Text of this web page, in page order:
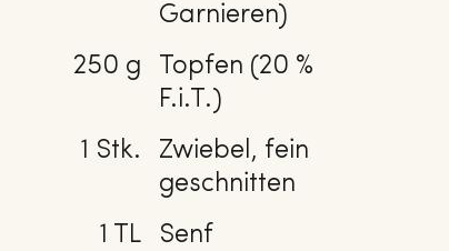
Garnieren)
250 g
Topfen (20 %
F.i.T.)
1 Stk.
Zwiebel, fein
geschnitten
1 TL
Senf